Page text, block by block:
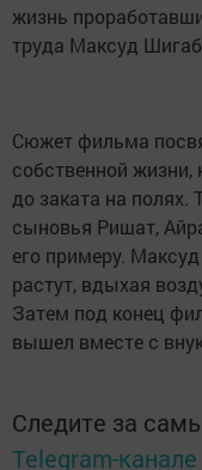
жизнь
труда Максуд
Сюжет фильма
собственной жизни,
до заката на полях.
сыновья Ришат,
его примеру.
растут, вдыхая
Затем под конец
вышел вместе с
Следите за
Telegram-канале